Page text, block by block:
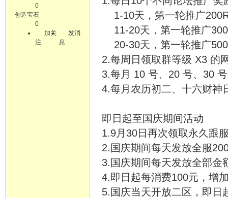
0
创造宝石
0
加关
注
发消
息
1-10天，第一轮推广
11-20天，第一轮推广
20-30天，第一轮推广
2.每周日领取群等级 X3 的
3.每月 10 号、20 号、30
4.每月农历初二、十六财神
即日起至国庆期间活动
1.9月30日再次领取永久跟
2.国庆期间每天发放全服
3.国庆期间每天发放全部金
4.即日起每消费100元，增
5.国庆当天开放二区，即日